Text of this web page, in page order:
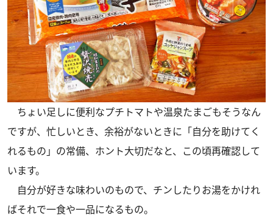
ちょい足しに便利なプチトマトや温泉たまごもそうなん
ですが、忙しいとき、余裕がないときに「自分を助けてく
れるもの」の常備、ホント大切だなと、この頃再確認して
います。
自分が好きな味わいのもので、チンしたりお湯をかけれ
ばそれで一食や一品になるもの。